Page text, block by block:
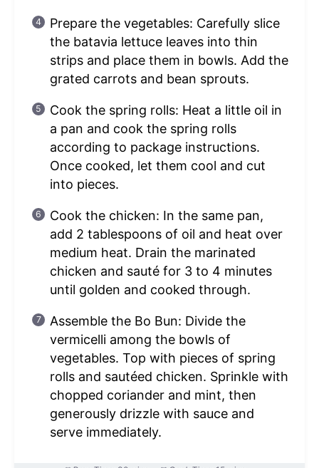
Prepare the vegetables: Carefully slice
the batavia lettuce leaves into thin
strips and place them in bowls. Add the
grated carrots and bean sprouts.
Cook the spring rolls: Heat a little oil in
a pan and cook the spring rolls
according to package instructions.
Once cooked, let them cool and cut
into pieces.
Cook the chicken: In the same pan,
add 2 tablespoons of oil and heat over
medium heat. Drain the marinated
chicken and sauté for 3 to 4 minutes
until golden and cooked through.
Assemble the Bo Bun: Divide the
vermicelli among the bowls of
vegetables. Top with pieces of spring
rolls and sautéed chicken. Sprinkle with
chopped coriander and mint, then
generously drizzle with sauce and
serve immediately.